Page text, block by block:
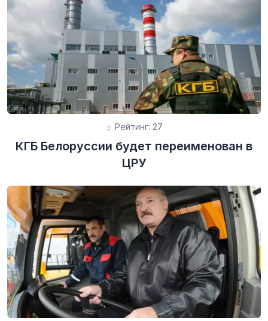
Рейтинг: 27
КГБ Белоруссии будет переименован в
ЦРУ